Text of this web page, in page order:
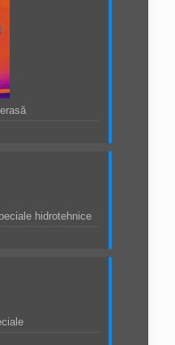
hidrotehnice